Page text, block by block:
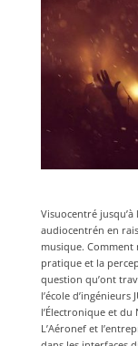
Visuocentré
audiocentrén en
musique. Comment
pratique et la
question qu’ont
l’école
l’Électronique et
L’Aéronef et